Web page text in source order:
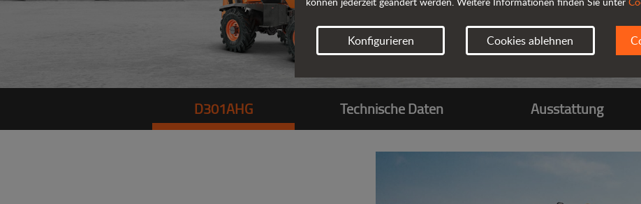
D301AHG Technische Daten Ausstattung
Konfigurieren Cookies ablehnen